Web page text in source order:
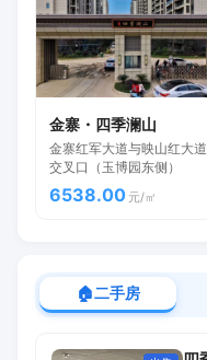
金寨・四季澜山
金寨红军大道与映山红大道
交叉口（玉博园东侧）
6538.00 元/㎡
🏠二手房